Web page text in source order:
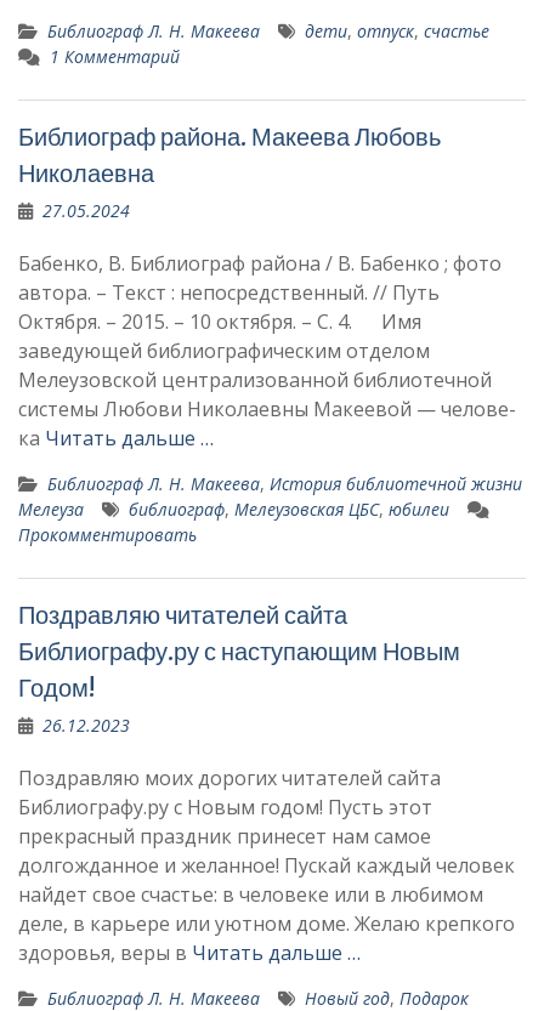
Библиограф Л. Н. Макеева дети, отпуск, счастье
1 Комментарий
Библиограф района. Макеева Любовь
Николаевна
27.05.2024
Бабенко, В. Библиограф района / В. Бабенко ; фото
автора. – Текст : непосредственный. // Путь
Октября. – 2015. – 10 октября. – С. 4. Имя
заведующей библио­графическим отделом
Мелеузовской централизованной библиотечной
системы Любови Николаевны Макеевой — челове­
ка Читать дальше …
Библиограф Л. Н. Макеева, История библиотечной жизни
Мелеуза
библиограф, Мелеузовская ЦБС, юбилеи
Прокомментировать
Поздравляю читателей сайта
Библиографу.ру с наступающим Новым
Годом!
26.12.2023
Поздравляю моих дорогих читателей сайта
Библиографу.ру с Новым годом! Пусть этот
прекрасный праздник принесет нам самое
долгожданное и желанное! Пускай каждый человек
найдет свое счастье: в человеке или в любимом
деле, в карьере или уютном доме. Желаю крепкого
здоровья, веры в Читать дальше …
Библиограф Л. Н. Макеева Новый год, Подарок